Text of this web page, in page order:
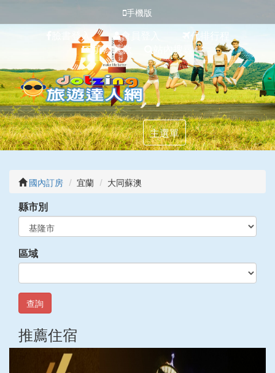
手機版
臉書登入 會員登入
代排行程
填寫匯款
主選單
國內訂房 宜蘭 大同蘇澳
縣市別
區域
查詢
推薦住宿